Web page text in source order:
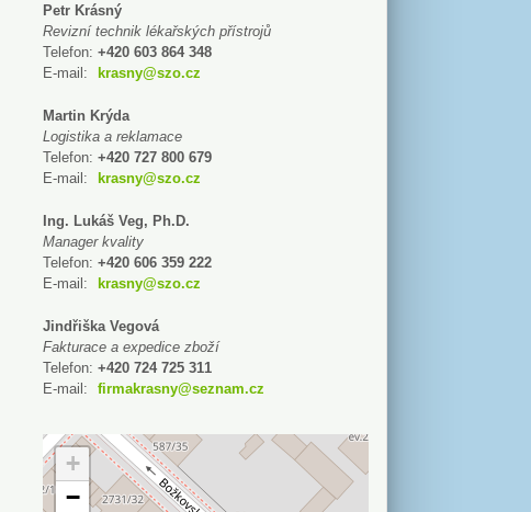
Petr Krásný
Revizní technik lékařských přístrojů
Telefon: +420 603 864 348
E-mail:
krasny@szo.cz
Martin Krýda
Logistika a reklamace
Telefon: +420 727 800 679
E-mail:
krasny@szo.cz
Ing. Lukáš Veg, Ph.D.
Manager kvality
Telefon: +420 606 359 222
E-mail:
krasny@szo.cz
Jindřiška Vegová
Fakturace a expedice zboží
Telefon: +420 724 725 311
E-mail:
firmakrasny@seznam.cz
+
−